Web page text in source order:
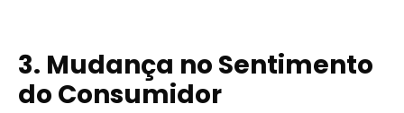
3. Mudança no Sentimento
do Consumidor